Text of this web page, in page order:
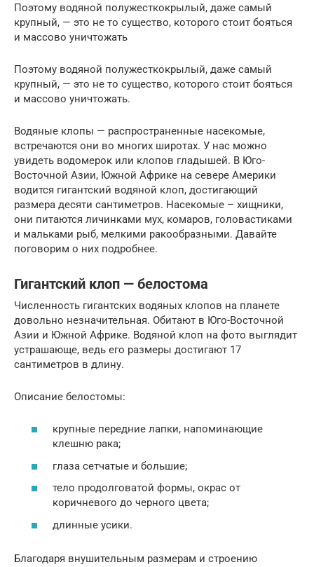
Поэтому водяной полужесткокрылый, даже самый
крупный, — это не то существо, которого стоит бояться
и массово уничтожать
Поэтому водяной полужесткокрылый, даже самый
крупный, — это не то существо, которого стоит бояться
и массово уничтожать.
Водяные клопы — распространенные насекомые,
встречаются они во многих широтах. У нас можно
увидеть водомерок или клопов гладышей. В Юго-
Восточной Азии, Южной Африке на севере Америки
водится гигантский водяной клоп, достигающий
размера десяти сантиметров. Насекомые – хищники,
они питаются личинками мух, комаров, головастиками
и мальками рыб, мелкими ракообразными. Давайте
поговорим о них подробнее.
Гигантский клоп — белостома
Численность гигантских водяных клопов на планете
довольно незначительная. Обитают в Юго-Восточной
Азии и Южной Африке. Водяной клоп на фото выглядит
устрашающе, ведь его размеры достигают 17
сантиметров в длину.
Описание белостомы:
крупные передние лапки, напоминающие
клешню рака;
глаза сетчатые и большие;
тело продолговатой формы, окрас от
коричневого до черного цвета;
длинные усики.
Благодаря внушительным размерам и строению